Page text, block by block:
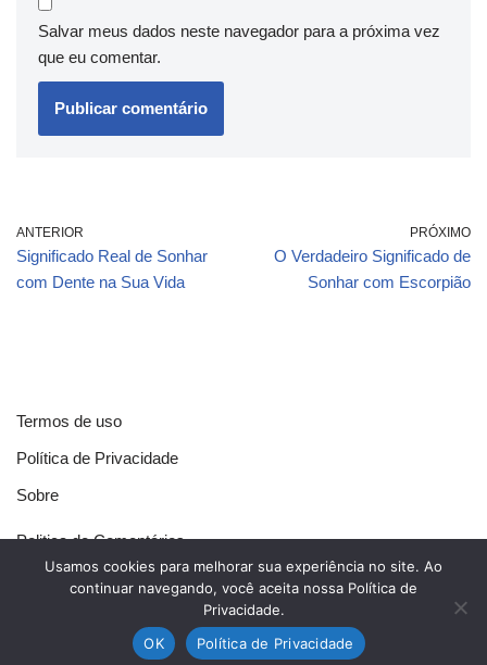
Salvar meus dados neste navegador para a próxima vez
que eu comentar.
ANTERIOR
Significado Real de Sonhar
com Dente na Sua Vida
PRÓXIMO
O Verdadeiro Significado de
Sonhar com Escorpião
Termos de uso
Política de Privacidade
Sobre
Politica de Comentários
Política de Cookies
Neve | Movido aWordPress
Usamos cookies para melhorar sua experiência no site. Ao
continuar navegando, você aceita nossa Política de
Privacidade.
OK
Política de Privacidade